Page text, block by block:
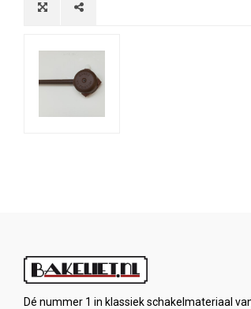
Dé nummer 1 in klassiek schakelmateriaal